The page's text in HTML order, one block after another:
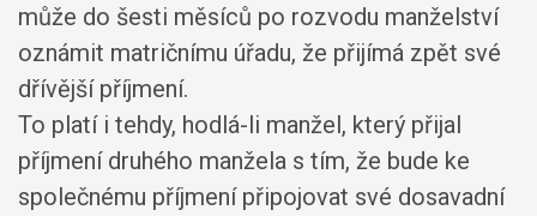
může do šesti měsíců po rozvodu manželství
oznámit matričnímu úřadu, že přijímá zpět své
dřívější příjmení.
To platí i tehdy, hodlá-li manžel, který přijal
příjmení druhého manžela s tím, že bude ke
společnému příjmení připojovat své dosavadní